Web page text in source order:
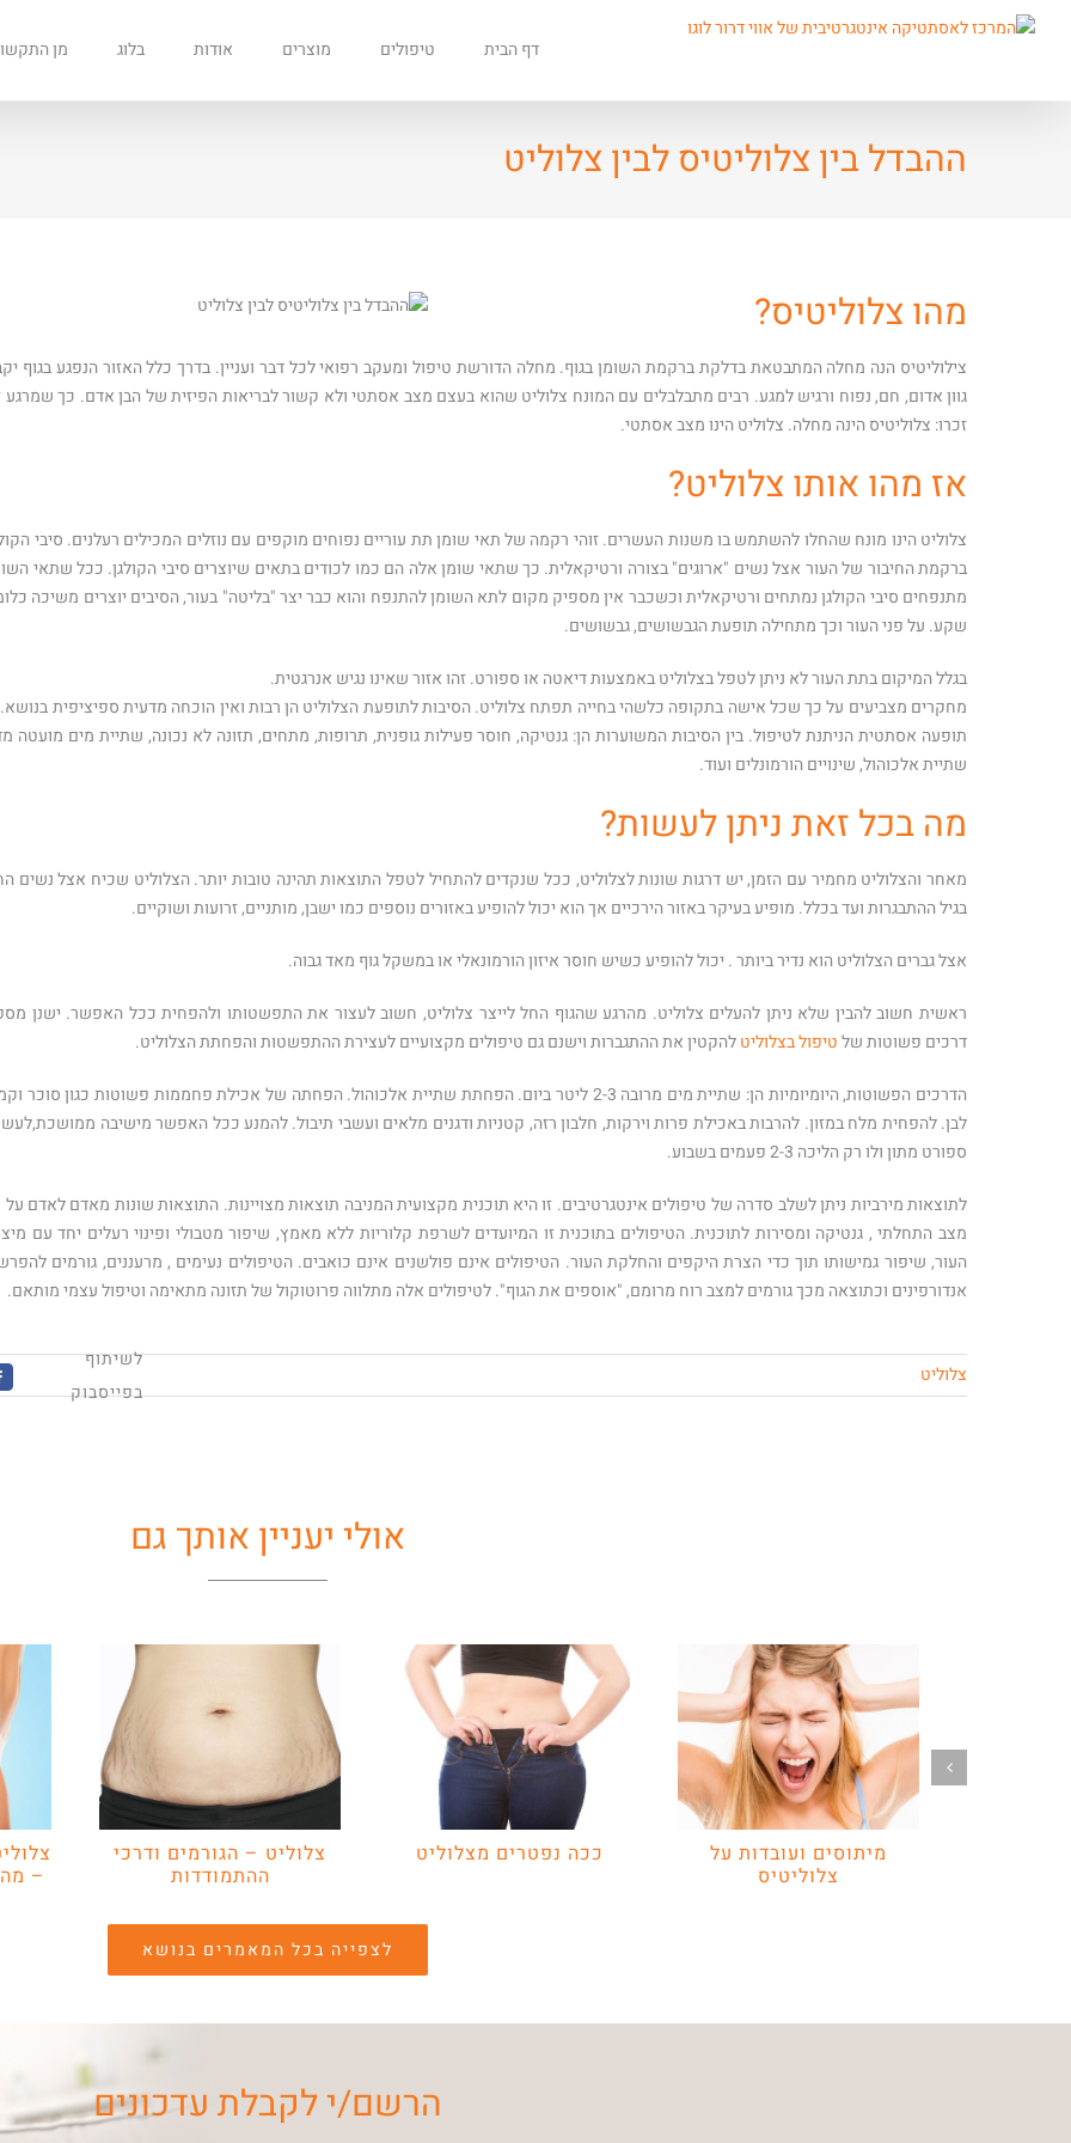
דף הבית טיפולים מוצרים אודות בלוג מן
ההבדל בין צלוליטיס לבין צלוליט
מהו צלוליטיס?
צילוליטיס הנה מחלה המתבטאת בדלקת ברקמת השומן בגוף. מחלה הדורשת טיפול ומעקב רפואי לכל דבר ועניין. בדרך כלל האזור הנפגע בגוף
גוון אדום, חם, נפוח ורגיש למגע. רבים מתבלבלים עם המונח צלוליט שהוא בעצם מצב אסתטי ולא קשור לבריאות הפיזית של הבן אדם. כך שמרגע
זכרו: צלוליטיס הינה מחלה. צלוליט הינו מצב אסתטי.
אז מהו אותו צלוליט?
צלוליט הינו מונח שהחלו להשתמש בו משנות העשרים. זוהי רקמה של תאי שומן תת עוריים נפוחים מוקפים עם נוזלים המכילים רעלנים. סיבי
ברקמת החיבור של העור אצל נשים "ארוגים" בצורה ורטיקאלית. כך שתאי שומן אלה הם כמו לכודים בתאים שיוצרים סיבי הקולגן. ככל שתאי
מתנפחים סיבי הקולגן נמתחים ורטיקאלית וכשכבר אין מספיק מקום לתא השומן להתנפח והוא כבר יצר "בליטה" בעור, הסיבים יוצרים משיכה
שקע. על פני העור וכך מתחילה תופעת הגבשושים, גבשושים.
בגלל המיקום בתת העור לא ניתן לטפל בצלוליט באמצעות דיאטה או ספורט. זהו אזור שאינו נגיש אנרגטית.
מחקרים מצביעים על כך שכל אישה בתקופה כלשהי בחייה תפתח צלוליט. הסיבות לתופעת הצלוליט הן רבות ואין הוכחה מדעית ספיציפית בנושא.
תופעה אסתטית הניתנת לטיפול. בין הסיבות המשוערות הן: גנטיקה, חוסר פעילות גופנית, תרופות, מתחים, תזונה לא נכונה, שתיית מים מועטה
שתיית אלכוהול, שינויים הורמונלים ועוד.
מה בכל זאת ניתן לעשות?
מאחר והצלוליט מחמיר עם הזמן, יש דרגות שונות לצלוליט, ככל שנקדים להתחיל לטפל התוצאות תהינה טובות יותר. הצלוליט שכיח אצל נשים
בגיל ההתבגרות ועד בכלל. מופיע בעיקר באזור הירכיים אך הוא יכול להופיע באזורים נוספים כמו ישבן, מותניים, זרועות ושוקיים.
אצל גברים הצלוליט הוא נדיר ביותר . יכול להופיע כשיש חוסר איזון הורמונאלי או במשקל גוף מאד גבוה.
ראשית חשוב להבין שלא ניתן להעלים צלוליט. מהרגע שהגוף החל לייצר צלוליט, חשוב לעצור את התפשטותו ולהפחית ככל האפשר. ישנן
דרכים פשוטות שלטיפול בצלוליטלהקטין את ההתגברות וישנם גם טיפולים מקצועיים לעצירת ההתפשטות והפחתת הצלוליט.
הדרכים הפשוטות, היומיומיות הן: שתיית מים מרובה 2-3 ליטר ביום. הפחתת שתיית אלכוהול. הפחתה של אכילת פחממות פשוטות כגון סוכר
לבן. להפחית מלח במזון. להרבות באכילת פרות וירקות, חלבון רזה, קטניות ודגנים מלאים ועשבי תיבול. להמנע ככל האפשר מישיבה
ספורט מתון ולו רק הליכה 2-3 פעמים בשבוע.
לתוצאות מירביות ניתן לשלב סדרה של טיפולים אינטגרטיבים. זו היא תוכנית מקצועית המניבה תוצאות מצויינות. התוצאות שונות מאדם לאדם על
מצב התחלתי , גנטיקה ומסירות לתוכנית. הטיפולים בתוכנית זו המיועדים לשרפת קלוריות ללא מאמץ, שיפור מטבולי ופינוי רעלים יחד עם
העור, שיפור גמישותו תוך כדי הצרת היקפים והחלקת העור. הטיפולים אינם פולשנים אינם כואבים. הטיפולים נעימים , מרעננים, גורמים
אנדורפינים וכתוצאה מכך גורמים למצב רוח מרומם, "אוספים את הגוף". לטיפולים אלה מתלווה פרוטוקול של תזונה מתאימה וטיפול עצמי מותאם.
צלוליט
לשיתוף
בפייסבוק
אולי יעניין אותך גם
מיתוסים ועובדות על
צלוליטיס
ככה נפטרים מצלוליט צלוליט – הגורמים ודרכי
ההתמודדות –
לצפייה בכל המאמרים בנושא
הרשם/י לקבלת עדכונים